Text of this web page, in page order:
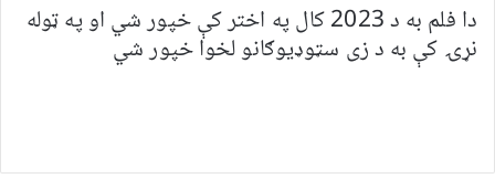
دا فلم به د 2023 کال په اختر کې خپور شي او په ټوله
نړۍ کې به د زی سټوډیوګانو لخوا خپور شي